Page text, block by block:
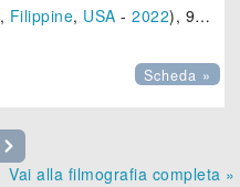
, Filippine, USA -2022), 96 min.
Scheda »
Vai alla filmografia completa »